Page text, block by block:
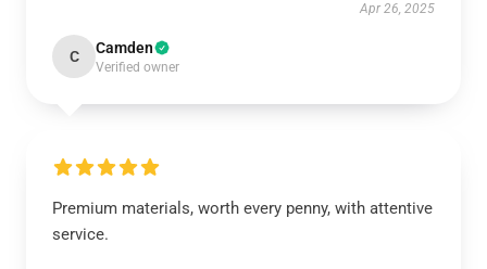
Apr 26, 2025
C Camden
Verified owner
Premium materials, worth every penny, with attentive
service.